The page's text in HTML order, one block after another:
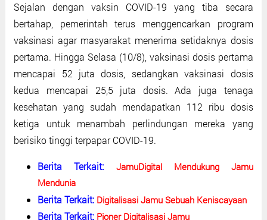
Sejalan dengan vaksin COVID-19 yang tiba secara
bertahap, pemerintah terus menggencarkan program
vaksinasi agar masyarakat menerima setidaknya dosis
pertama. Hingga Selasa (10/8), vaksinasi dosis pertama
mencapai 52 juta dosis, sedangkan vaksinasi dosis
kedua mencapai 25,5 juta dosis. Ada juga tenaga
kesehatan yang sudah mendapatkan 112 ribu dosis
ketiga untuk menambah perlindungan mereka yang
berisiko tinggi terpapar COVID-19.
Berita Terkait: JamuDigital Mendukung Jamu
Mendunia
Berita Terkait: Digitalisasi Jamu Sebuah Keniscayaan
Berita Terkait: Pioner Digitalisasi Jamu